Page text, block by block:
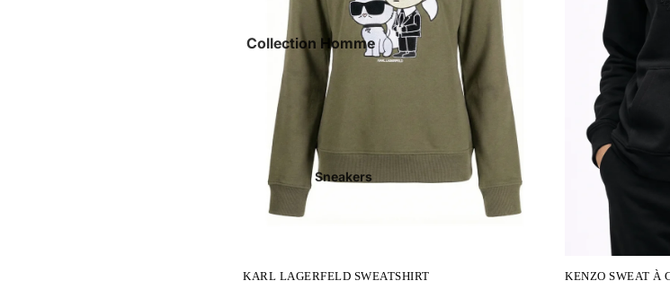
Collection Homme
Polos
Chemises
T-shirts
Jeans & Pantalons
Sous-vêtements +
Sneakers
KARL LAGERFELD SWEATSHIRT
KENZO SWEAT À